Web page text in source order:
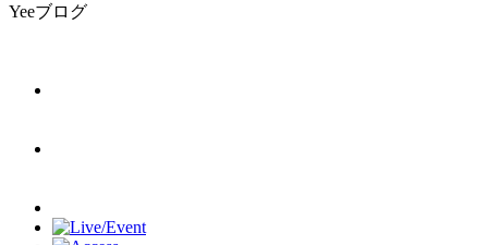
Yeeブログ